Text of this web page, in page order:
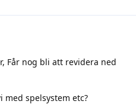
Får nog bli att revidera ned
med spelsystem etc?